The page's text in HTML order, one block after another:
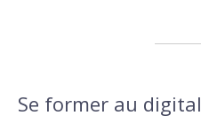
Se former au digital